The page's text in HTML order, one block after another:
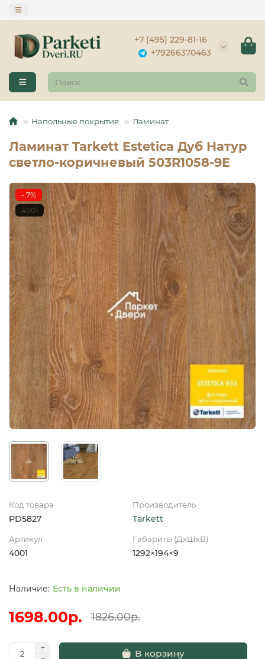
+7 (495) 229-81-16
+79266370463
Напольные покрытия Ламинат
Ламинат Tarkett Estetica Дуб Натур
светло-коричневый 503R1058-9E
- 7%
4001
Код товара
PD5827
Производитель
Tarkett
Артикул
4001
Габариты (ДхШхВ)
1292×194×9
Есть в наличии
1698.00р. 1826.00р.
В корзину